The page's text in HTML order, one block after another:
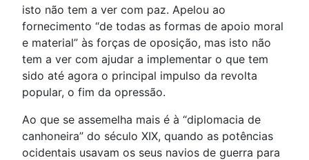
isto não tem a ver com paz. Apelou ao
fornecimento “de todas as formas de apoio moral
e material” às forças de oposição, mas isto não
tem a ver com ajudar a implementar o que tem
sido até agora o principal impulso da revolta
popular, o fim da opressão.
Ao que se assemelha mais é à “diplomacia de
canhoneira” do século XIX, quando as potências
ocidentais usavam os seus navios de guerra para